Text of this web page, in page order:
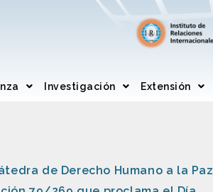
Investigación Extensión
de Derecho Humano a la Paz